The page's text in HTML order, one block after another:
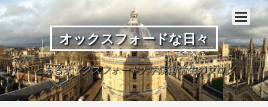
オックスフォードな日々
とあるオックスフォード大学院留学生のブログ